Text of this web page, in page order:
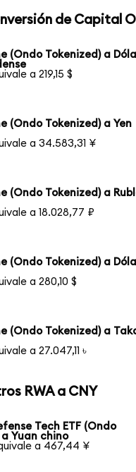
de Capital
(Ondo Tokenized) a
a 219,15 $
(Ondo Tokenized) a Yen
a 34.583,31 ¥
(Ondo Tokenized) a
a 18.028,77 ₽
(Ondo Tokenized) a
a 280,10 $
(Ondo Tokenized) a
a 27.047,11 ৳
RWA a CNY
Tech ETF (Ondo
Yuan chino
a 467,44 ¥